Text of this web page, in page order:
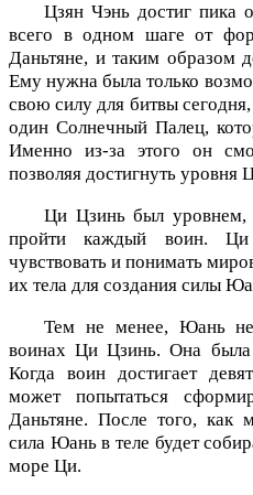
Цзян Чэнь достиг пика
всего в одном шаге от
Даньтяне, и таким образом
Ему нужна была только
свою силу для битвы
один Солнечный Палец,
Именно из-за этого он
позволяя достигнуть уровня
Ци Цзинь был уровнем,
пройти каждый воин. Ци
чувствовать и понимать
их тела для создания силы
Тем не менее, Юань не
воинах Ци Цзинь. Она была
Когда воин достигает
может попытаться
Даньтяне. После того, как
сила Юань в теле будет
море Ци.